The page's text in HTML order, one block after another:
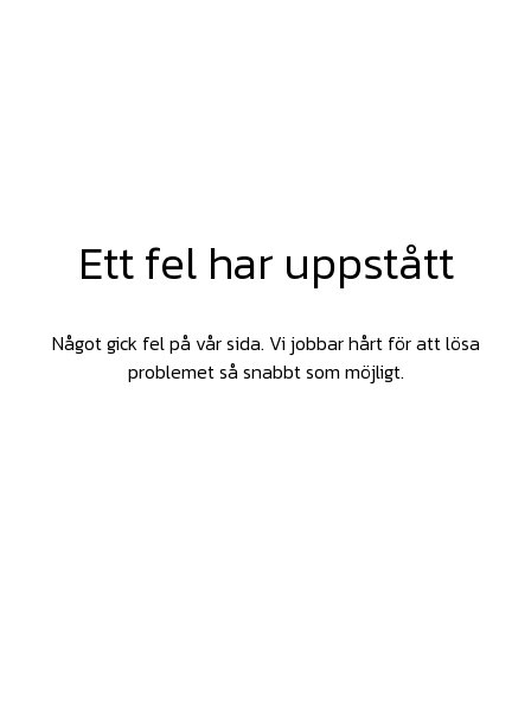
Ett fel har uppstått
Något gick fel på vår sida. Vi jobbar hårt för att lösa
problemet så snabbt som möjligt.